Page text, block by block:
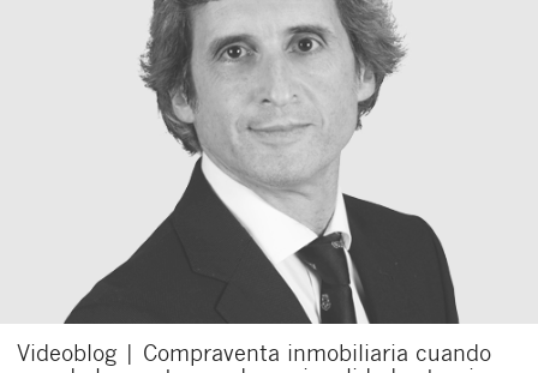
Videoblog | Compraventa inmobiliaria cuando